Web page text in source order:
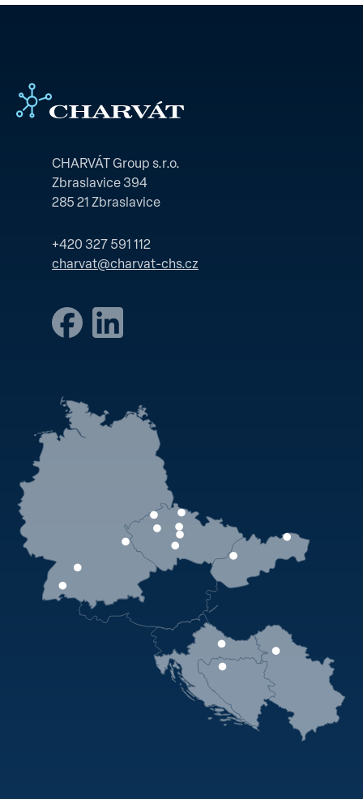
CHARVÁT Group s.r.o.
Zbraslavice 394
285 21 Zbraslavice
+420 327 591 112
charvat@charvat-chs.cz